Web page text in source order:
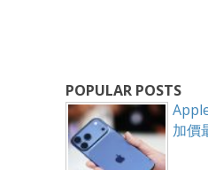
POPULAR POSTS
加價